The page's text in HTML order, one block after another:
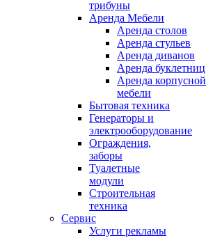
трибуны
Аренда Мебели
Аренда столов
Аренда стульев
Аренда диванов
Аренда буклетниц
Аренда корпусной
мебели
Бытовая техника
Генераторы и
электрооборудование
Ограждения,
заборы
Туалетные
модули
Строительная
техника
Сервис
Услуги рекламы